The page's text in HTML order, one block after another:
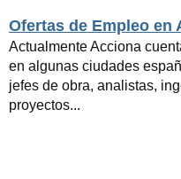
Ofertas de Empleo en
Actualmente Acciona
en algunas ciudades
jefes de obra, analistas,
proyectos...